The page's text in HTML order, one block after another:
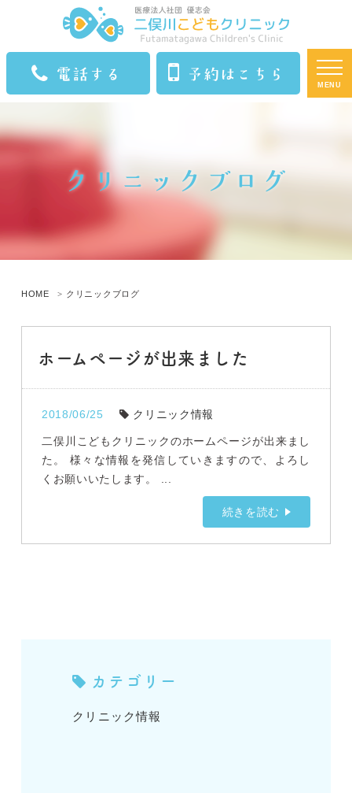
電話する 予約はこちら
MENU
クリニックブログ
HOME クリニックブログ
ホームページが出来ました
2018/06/25 クリニック情報
二俣川こどもクリニックのホームページが出来まし
た。 様々な情報を発信していきますので、よろし
くお願いいたします。 ...
続きを読む
カテゴリー
クリニック情報